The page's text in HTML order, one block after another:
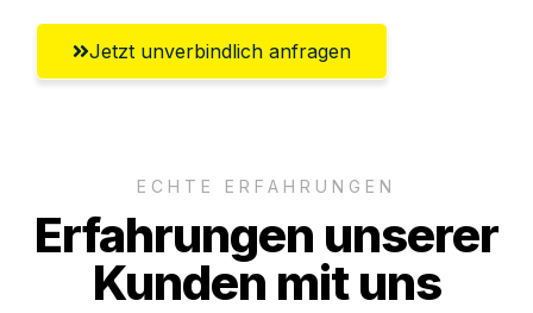
Jetzt unverbindlich anfragen
ECHTE ERFAHRUNGEN
Erfahrungen unserer
Kunden mit uns